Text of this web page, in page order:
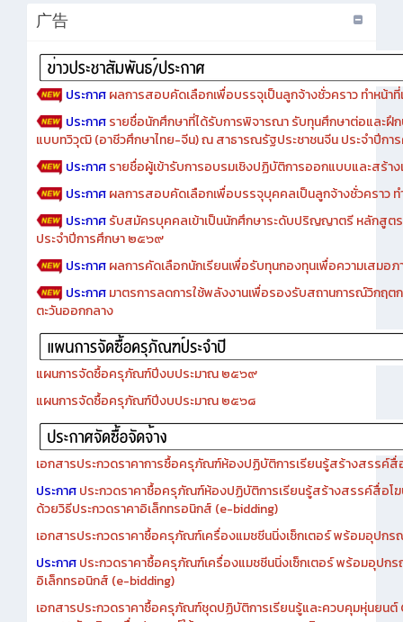
ประกาศผลการสอบคัดเลือกเพื่อบรรจุเป็นลูกจ้างชั่วคราว ทำหน้าที่
ประกาศ รายชื่อนักศึกษาที่ได้รับการพิจารณา รับทุนศึกษาต่อและฝึ
แบบทวิวุฒิ (อาชีวศึกษาไทย-จีน) ณ สาธารณรัฐประชาชนจีน ประจำปีก
ประกาศรายชื่อผู้เข้ารับการอบรมเชิงปฏิบัติการออกแบบและสร้า
ประกาศผลการสอบคัดเลือกเพื่อบรรจุบุคคลเป็นลูกจ้างชั่วคราว ท
ประกาศรับสมัครบุคคลเข้าเป็นนักศึกษาระดับปริญญาตรี หลักสูต
ประจำปีการศึกษา ๒๕๖๙
ประกาศผลการคัดเลือกนักเรียนเพื่อรับทุนกองทุนเพื่อความเสมอ
ประกาศมาตรการลดการใช้พลังงานเพื่อรองรับสถานการณ์วิกฤ
ตะวันออกกลาง
แผนการจัดซื้อครุภัณฑ์ปีงบประมาณ ๒๕๖๙
แผนการจัดซื้อครุภัณฑ์ปีงบประมาณ ๒๕๖๘
เอกสารประกวดราคาการซื้อครุภัณฑ์ห้องปฏิบัติการเรียนรู้สร้างสรรค์
ประกาศ ประกวดราคาซื้อครุภัณฑ์ห้องปฏิบัติการเรียนรู้สร้างสรรค์สื่อโ
ด้วยวิธีประกวดราคาอิเล็กทรอนิกส์ (e-bidding)
เอกสารประกวดราคาซื้อครุภัณฑ์เครื่องแมชชีนนิ่งเซ็กเตอร์ พร้อมอุปก
ประกาศประกวดราคาซื้อครุภัณฑ์เครื่องแมชชีนนิ่งเซ็กเตอร์ พร้อมอุปก
อิเล็กทรอนิกส์ (e-bidding)